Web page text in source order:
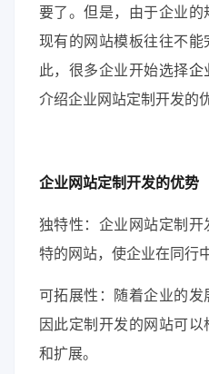
要了。但是，由于企业的
现有的网站模板往往不
此，很多企业开始选择企
介绍企业网站定制开发的
企业网站定制开发的优势
独特性：企业网站定制
特的网站，使企业在同行
可拓展性：随着企业的发
因此定制开发的网站可
和扩展。